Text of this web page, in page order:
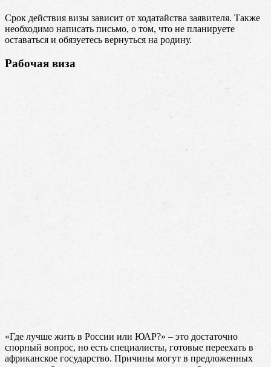
Срок действия визы зависит от ходатайства заявителя. Также
необходимо написать письмо, о том, что не планируете
оставаться и обязуетесь вернуться на родину.
Рабочая виза
«Где лучше жить в России или ЮАР?» – это достаточно
спорный вопрос, но есть специалисты, готовые переехать в
африканское государство. Причины могут в предложенных